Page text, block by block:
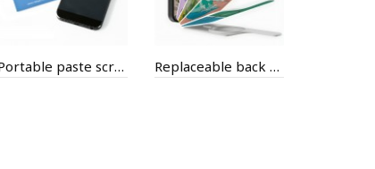
Portable paste screen cleaning Replaceable back panel magnetic phone case